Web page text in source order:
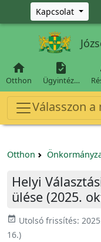
Ugrás a fő tartalomra
Kapcsolat

Otthon

Ügyintéz…
Válasszon
Otthon
Helyi
ülése (2025.
event_available Utolsó frissítés:
16.)